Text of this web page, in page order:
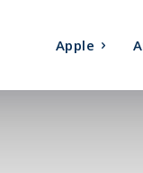
Apple